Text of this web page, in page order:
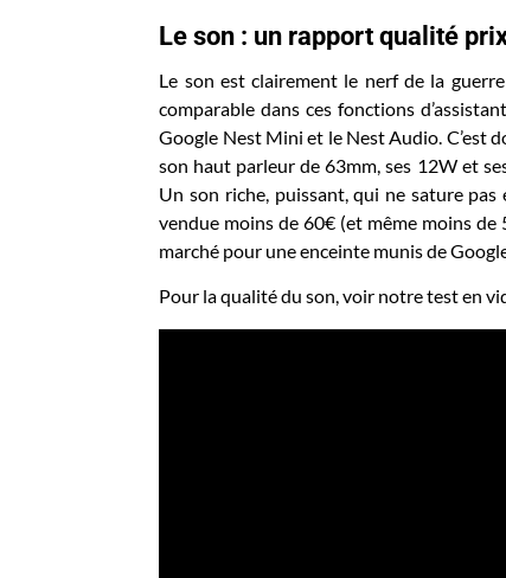
Le son : un rapport qualité
Le son est clairement le nerf de la
comparable dans ces fonctions
Google Nest Mini et le Nest Audio. C’est
son haut parleur de 63mm, ses 12W et
Un son riche, puissant, qui ne sature
vendue moins de 60€ (et même moins de
marché pour une enceinte munis de
Pour la qualité du son, voir notre test en